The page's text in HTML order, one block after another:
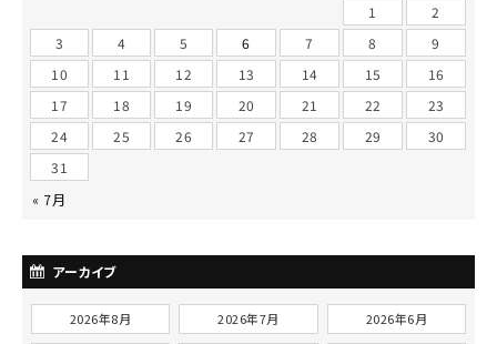
1
2
3
4 5 6 7 8
9
10
11 12 13 14 15
16
17
18 19 20 21 22
23
24
25 26 27 28 29
30
31
« 7月
アーカイブ
2026年8月 2026年7月 2026年6月